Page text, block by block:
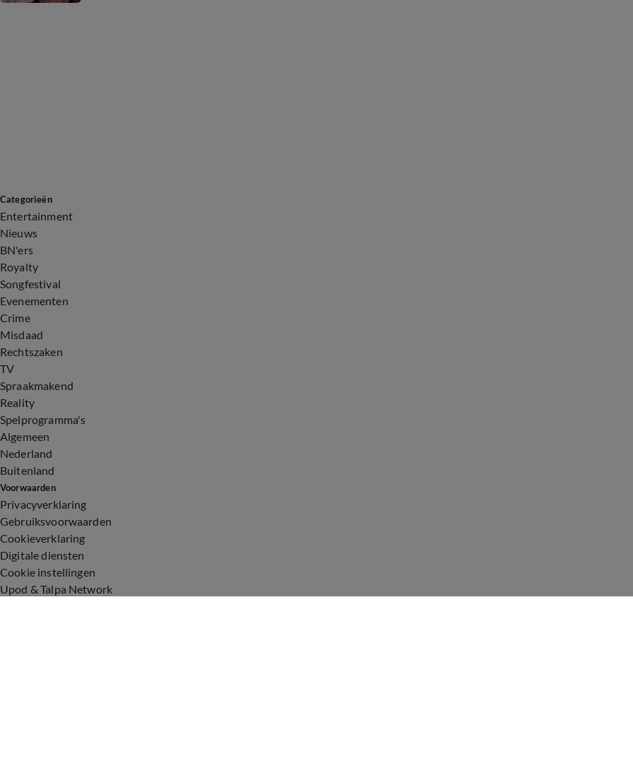
Categorieën
Entertainment
Nieuws
BN'ers
Royalty
Songfestival
Evenementen
Crime
Misdaad
Rechtszaken
TV
Spraakmakend
Reality
Spelprogramma's
Algemeen
Nederland
Buitenland
Voorwaarden
Privacyverklaring
Gebruiksvoorwaarden
Cookieverklaring
Digitale diensten
Cookie instellingen
Upod & Talpa Network